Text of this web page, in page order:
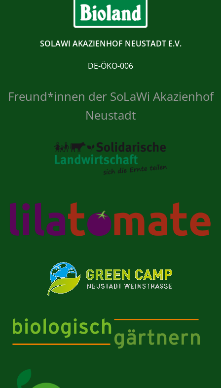
SOLAWI AKAZIENHOF NEUSTADT E.V.
DE-ÖKO-006
Freund*innen der SoLaWi Akazienhof
Neustadt